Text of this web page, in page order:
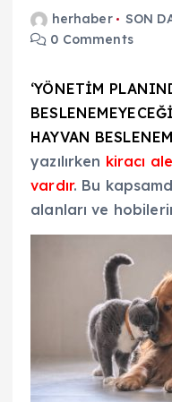
herhaber SON
0 Comments
‘YÖNETİM
HAYVAN
yazılırken kiracı
vardır. Bu
alanları ve